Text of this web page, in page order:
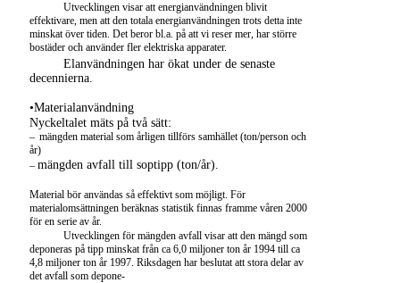
Utvecklingen visar att energianvändningen blivit
effektivare, men att den totala energianvändningen trots detta inte
minskat över tiden. Det beror bl.a. på att vi reser mer, har större
bostäder och använder fler elektriska apparater.
Elanvändningen har ökat under de senaste
decennierna.
•Materialanvändning
Nyckeltalet mäts på två sätt:
– mängden material som årligen tillförs samhället (ton/person och
år)
– mängden avfall till soptipp (ton/år).
Material bör användas så effektivt som möjligt. För
materialomsättningen beräknas statistik finnas framme våren 2000
för en serie av år.
Utvecklingen för mängden avfall visar att den mängd som
deponeras på tipp minskat från ca 6,0 miljoner ton år 1994 till ca
4,8 miljoner ton år 1997. Riksdagen har beslutat att stora delar av
det avfall som depone-